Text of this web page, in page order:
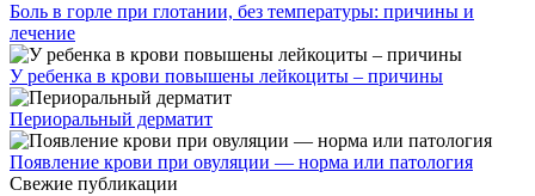
Боль в горле при глотании, без температуры: причины и
лечение
У ребенка в крови повышены лейкоциты – причины
Периоральный дерматит
Появление крови при овуляции — норма или патология
Свежие публикации